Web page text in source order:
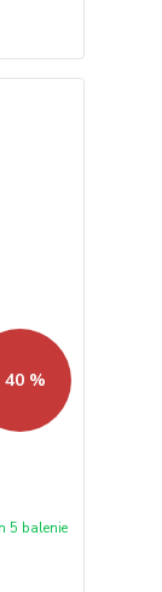
40 %
5 balenie